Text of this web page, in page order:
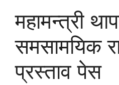
महामन्त्री
समसामयिक
प्रस्ताव पेस